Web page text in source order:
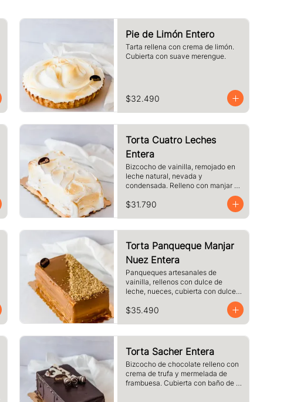
Pie de Limón Entero
Tarta rellena con crema de limón.
Cubierta con suave merengue.
$32.490
Torta Cuatro Leches
Entera
Bizcocho de vainilla, remojado en
leche natural, nevada y
condensada. Relleno con manjar y
$31.790
Torta Panqueque Manjar
Nuez Entera
Panqueques artesanales de
vainilla, rellenos con dulce de
leche, nueces, cubierta con dulce
$35.490
Torta Sacher Entera
Bizcocho de chocolate relleno con
crema de trufa y mermelada de
frambuesa. Cubierta con baño de